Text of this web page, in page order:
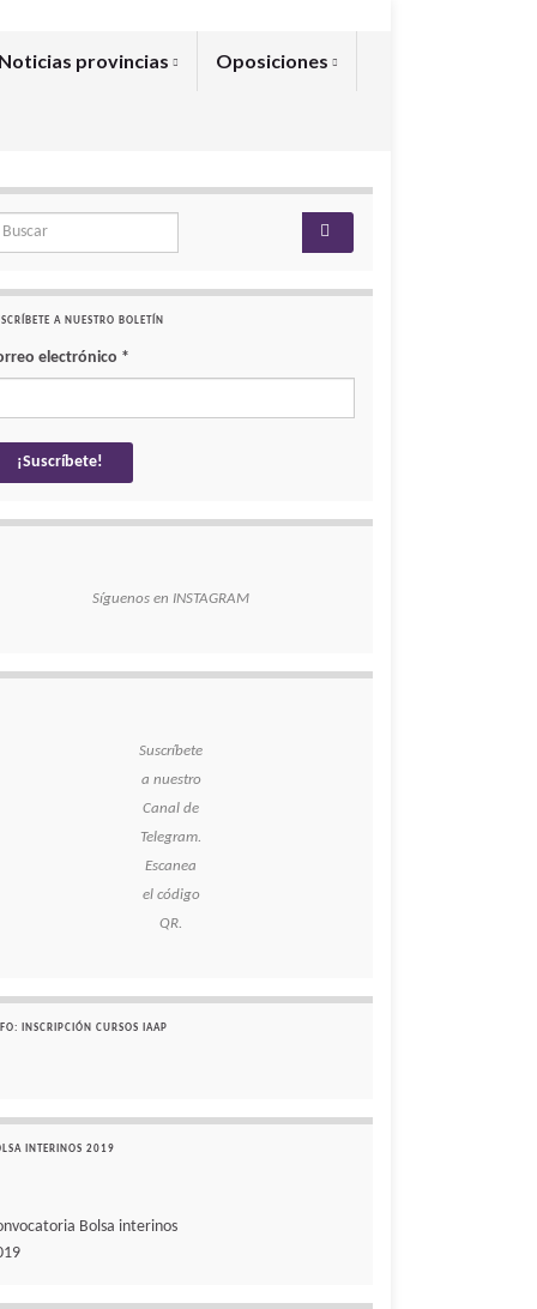
Noticias provincias Oposiciones
for:
A NUESTRO BOLETÍN
electrónico *
Síguenos en INSTAGRAM
Suscríbete
a nuestro
Canal de
Telegram.
Escanea
el código
QR.
INSCRIPCIÓN CURSOS IAAP
INTERINOS 2019
Bolsa interinos